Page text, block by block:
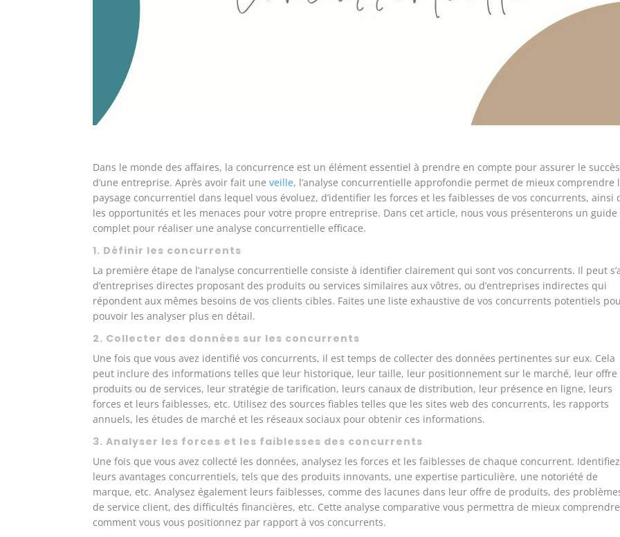
Dans le monde des affaires, la concurrence est un élément essentiel à prendre en compte pour assurer le succès
d’une entreprise. Après avoir fait uneveille, l’analyse concurrentielle approfondie permet de mieux comprendre
paysage concurrentiel dans lequel vous évoluez, d’identifier les forces et les faiblesses de vos concurrents, ainsi
les opportunités et les menaces pour votre propre entreprise. Dans cet article, nous vous présenterons un guide
complet pour réaliser une analyse concurrentielle efficace.
1. Définir les concurrents
La première étape de l’analyse concurrentielle consiste à identifier clairement qui sont vos concurrents. Il peut
d’entreprises directes proposant des produits ou services similaires aux vôtres, ou d’entreprises indirectes qui
répondent aux mêmes besoins de vos clients cibles. Faites une liste exhaustive de vos concurrents potentiels
pouvoir les analyser plus en détail.
2. Collecter des données sur les concurrents
Une fois que vous avez identifié vos concurrents, il est temps de collecter des données pertinentes sur eux. Cela
peut inclure des informations telles que leur historique, leur taille, leur positionnement sur le marché, leur offre
produits ou de services, leur stratégie de tarification, leurs canaux de distribution, leur présence en ligne, leurs
forces et leurs faiblesses, etc. Utilisez des sources fiables telles que les sites web des concurrents, les rapports
annuels, les études de marché et les réseaux sociaux pour obtenir ces informations.
3. Analyser les forces et les faiblesses des concurrents
Une fois que vous avez collecté les données, analysez les forces et les faiblesses de chaque concurrent. Identifiez
leurs avantages concurrentiels, tels que des produits innovants, une expertise particulière, une notoriété de
marque, etc. Analysez également leurs faiblesses, comme des lacunes dans leur offre de produits, des
de service client, des difficultés financières, etc. Cette analyse comparative vous permettra de mieux comprendre
comment vous vous positionnez par rapport à vos concurrents.